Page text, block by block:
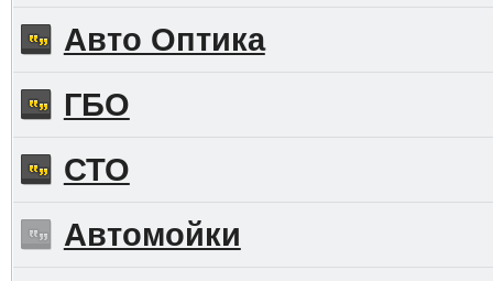
Авто Оптика
ГБО
СТО
Автомойки